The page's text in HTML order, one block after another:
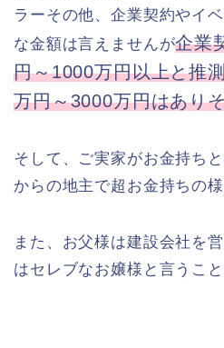
ラーその他、企業契約やイ
な金額は言えませんが企業
円～1000万円以上と推
万円～3000万円はあり
そして、ご実家がお金持ち
からの地主で超お金持ちの様
また、お父様は建設会社を
はセレブなお嬢様と言うこと